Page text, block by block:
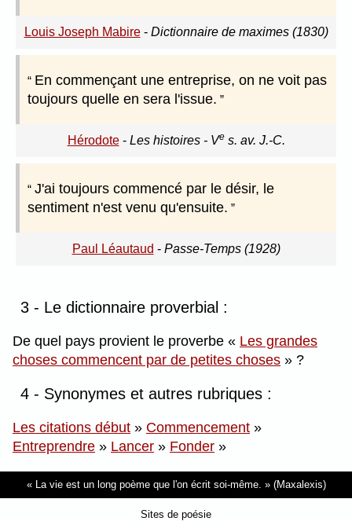
Louis Joseph Mabire- Dictionnaire de maximes (1830)
En commençant une entreprise, on ne voit pas
toujours quelle en sera l'issue.
Hérodote- Les histoires - Ves. av. J.-C.
J'ai toujours commencé par le désir, le
sentiment n'est venu qu'ensuite.
Paul Léautaud - Passe-Temps (1928)
3 - Le dictionnaire proverbial :
De quel pays provient le proverbe
Les grandes
choses commencent par de petites choses
?
4 - Synonymes et autres rubriques :
Les citations début » Commencement »
Entreprendre » Lancer » Fonder »
La vie est un long poème que l'on écrit soi-même. (Maxalexis)
Sites de poésie